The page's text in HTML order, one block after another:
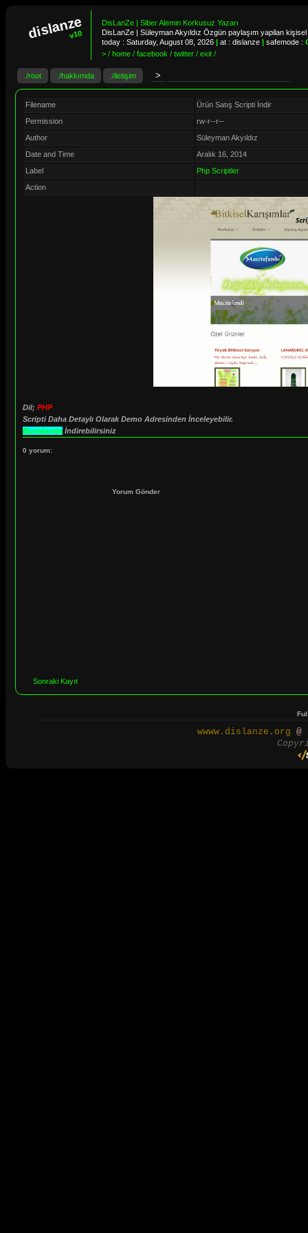
dislanze
v10
DisLanZe | Siber Alemin Korkusuz Yazarı
DisLanZe | Süleyman Akyıldız Özgün paylaşım yapilan
today : Saturday, August 08, 2026 at : dislanze safemode :
> / home / facebook / twitter / exit /
./root ./hakkımda ./iletişim
Filename
Ürün Satış Scripti İndir
Permission
rw-r--r--
Author
Süleyman Akyıldız
Date and Time
Aralık 16, 2014
Label
Php Scriptler
Action
Dil; PHP
Scripti Daha Detaylı Olarak Demo Adresinden İnceleyebilir.
Buradanda İndirebilirsiniz
0 yorum:
Yorum Gönder
Sonraki Kayıt
wwww.dislanze.org